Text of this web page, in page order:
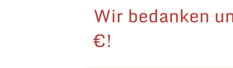
Wir bedanken
€!